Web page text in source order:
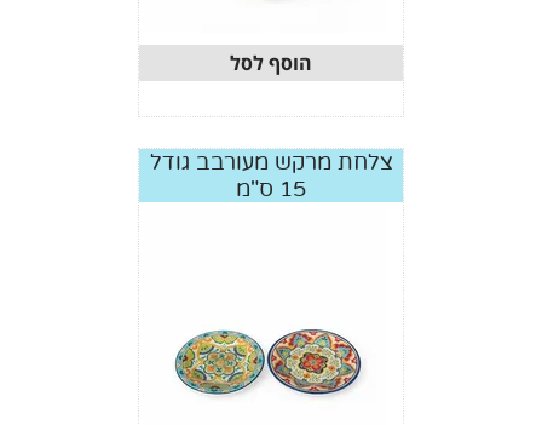
הוסף לסל
צלחת מרקש מעורבב גודל
15 ס"מ